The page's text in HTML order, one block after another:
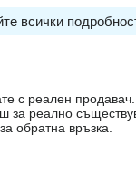
всички
с реален
за реално
обратна връзка.